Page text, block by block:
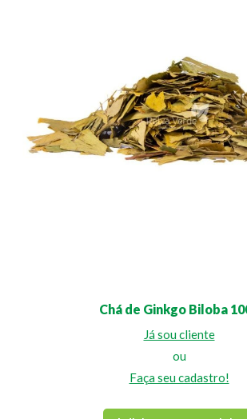
Chá de Ginkgo Biloba
Já sou cliente
ou
Faça seu cadastro!